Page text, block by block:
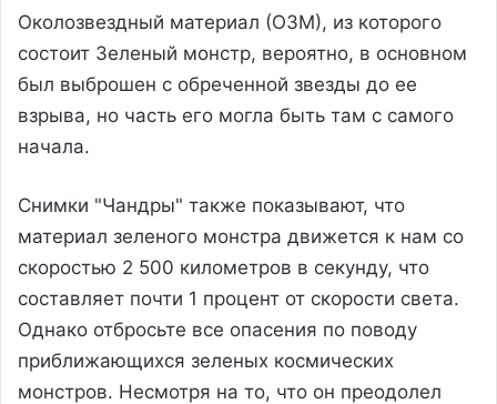
Околозвездный материал (ОЗМ), из которого
состоит Зеленый монстр, вероятно, в основном
был выброшен с обреченной звезды до ее
взрыва, но часть его могла быть там с самого
начала.
Снимки "Чандры" также показывают, что
материал зеленого монстра движется к нам со
скоростью 2 500 километров в секунду, что
составляет почти 1 процент от скорости света.
Однако отбросьте все опасения по поводу
приближающихся зеленых космических
монстров. Несмотря на то, что он преодолел